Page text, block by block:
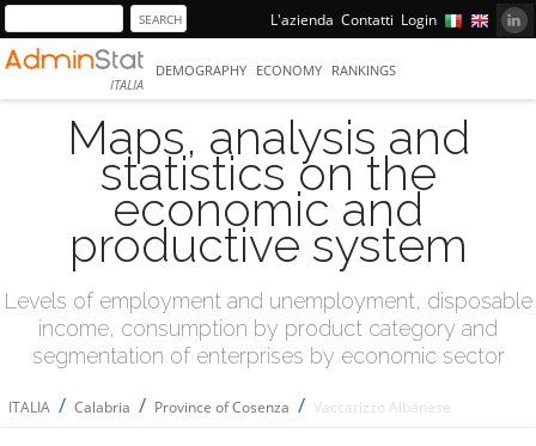
L'azienda Contatti Login
ITALIA
DEMOGRAPHY ECONOMY RANKINGS
Maps, analysis and
statistics on the
economic and
productive system
Levels of employment and unemployment, disposable
income, consumption by product category and
segmentation of enterprises by economic sector
ITALIA / Calabria / Province of Cosenza / Vaccarizzo Albanese